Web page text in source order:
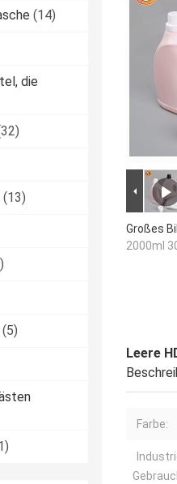
(14)
die
(13)
(5)
Großes
2000ml
Leere
Farbe: